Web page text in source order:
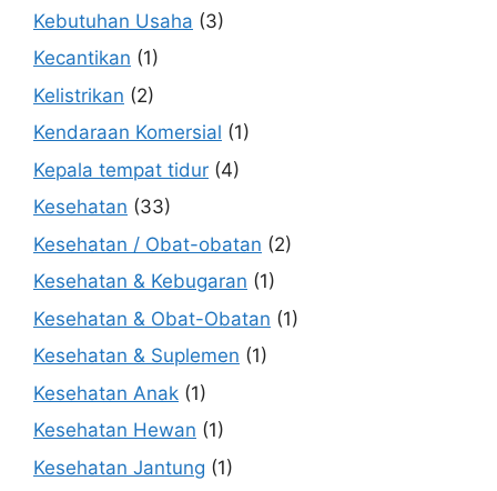
Kebutuhan Usaha (3)
Kecantikan (1)
Kelistrikan (2)
Kendaraan Komersial (1)
Kepala tempat tidur (4)
Kesehatan (33)
Kesehatan / Obat-obatan (2)
Kesehatan & Kebugaran (1)
Kesehatan & Obat-Obatan (1)
Kesehatan & Suplemen (1)
Kesehatan Anak (1)
Kesehatan Hewan (1)
Kesehatan Jantung (1)